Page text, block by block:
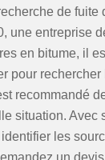
de fuite
une entreprise
en bitume, il
pour
recommandé
situation. Avec
les
un